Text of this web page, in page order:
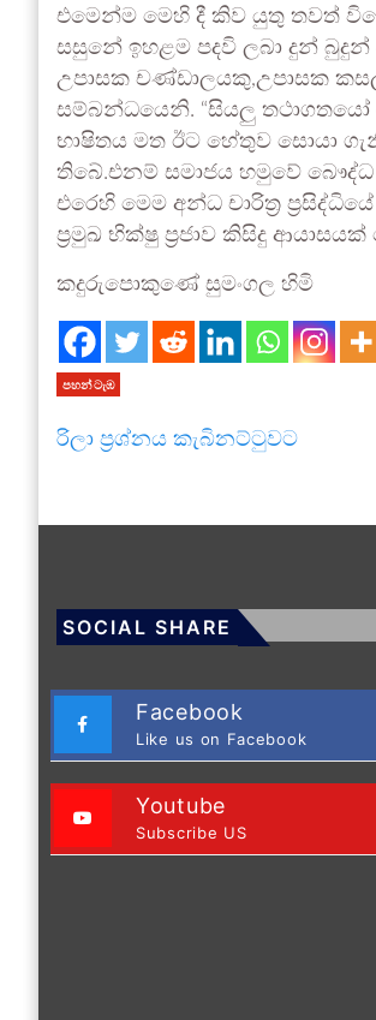
එමෙන්ම මෙහි දී කිව යුතු තවත්
සසුනේ ඉහළම පදවි ලබා දුන්
උපාසක චණ්ඩාලයකු,උපාසක
සම්බන්ධයෙනි. “සියලු
භාෂිතය මත ඊට හේතුව සොයා
තිබේ.එනම් සමාජය හමුවේ බෞද්ධ
එරෙහි මෙම අන්ධ චාරිත්‍ර
ප්‍රමුඛ භික්ෂු ප්‍රජාව කිසිදු ආයාසයක්
කදුරුපොකුණේ සුමංගල හිමි
පහන් ටැඹ
රිලා ප්‍රශ්නය කැබිනට්ටුවට
SOCIAL SHARE
Facebook
Like us on Facebook
Youtube
Subscribe US